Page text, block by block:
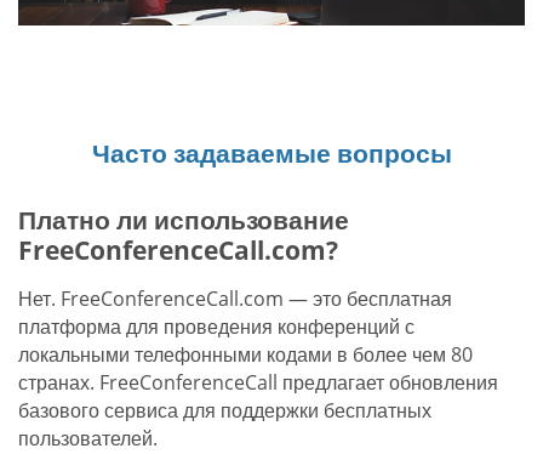
Часто задаваемые вопросы
Платно ли использование
FreeConferenceCall.com?
Нет. FreeConferenceCall.com — это бесплатная
платформа для проведения конференций с
локальными телефонными кодами в более чем 80
странах. FreeConferenceCall предлагает обновления
базового сервиса для поддержки бесплатных
пользователей.